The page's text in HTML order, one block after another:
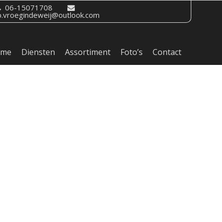
06-15071708
Diensten Assortiment Foto’s Contact